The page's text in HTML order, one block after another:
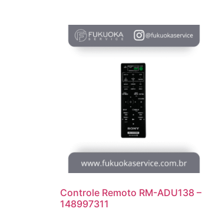
Controle Remoto RM-ADU138 –
148997311